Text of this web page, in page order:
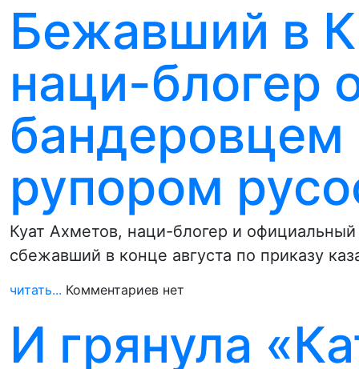
Бежавший в
наци-блогер
бандеровцем
рупором
Куат Ахметов, наци-блогер и официальный
сбежавший в конце августа по приказу
читать... Комментариев нет
И грянула